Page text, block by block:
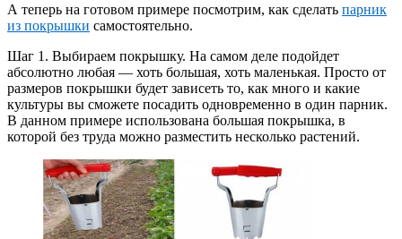
А теперь на готовом примере посмотрим, как сделать парник
из покрышки самостоятельно.
Шаг 1. Выбираем покрышку. На самом деле подойдет
абсолютно любая — хоть большая, хоть маленькая. Просто от
размеров покрышки будет зависеть то, как много и какие
культуры вы сможете посадить одновременно в один парник.
В данном примере использована большая покрышка, в
которой без труда можно разместить несколько растений.